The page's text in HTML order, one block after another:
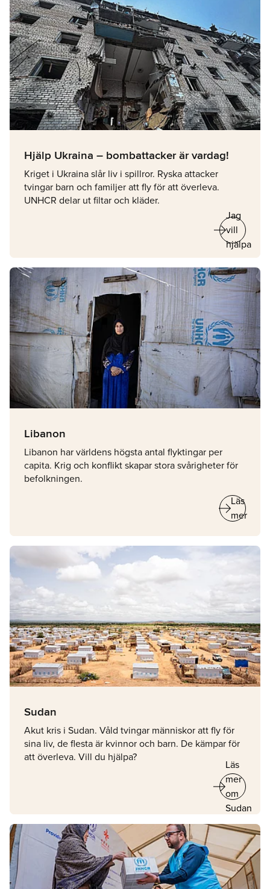
Hjälp Ukraina – bombattacker är vardag!
Kriget i Ukraina slår liv i spillror. Ryska attacker
tvingar barn och familjer att fly för att överleva.
UNHCR delar ut filtar och kläder.
arrow_right_alt
Jag
vill
hjälpa
Libanon
Libanon har världens högsta antal flyktingar per
capita. Krig och konflikt skapar stora svårigheter för
befolkningen.
arrow_right_altLäs
mer
Sudan
Akut kris i Sudan. Våld tvingar människor att fly för
sina liv, de flesta är kvinnor och barn. De kämpar för
att överleva. Vill du hjälpa?
arrow_right_alt
Läs
mer
om
Sudan